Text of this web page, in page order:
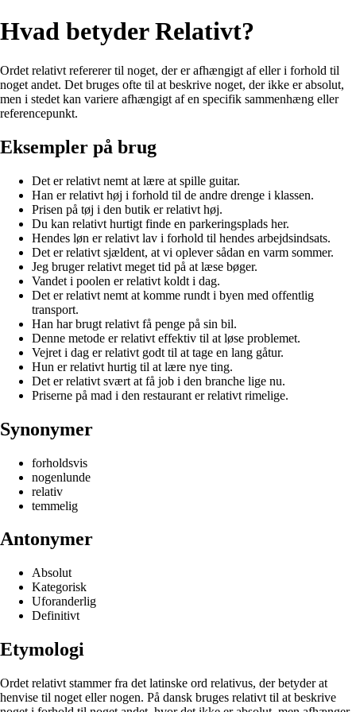
Hvad betyder Relativt?
Ordet relativt refererer til noget, der er afhængigt af eller i forhold til
noget andet. Det bruges ofte til at beskrive noget, der ikke er absolut,
men i stedet kan variere afhængigt af en specifik sammenhæng eller
referencepunkt.
Eksempler på brug
Det er relativt nemt at lære at spille guitar.
Han er relativt høj i forhold til de andre drenge i klassen.
Prisen på tøj i den butik er relativt høj.
Du kan relativt hurtigt finde en parkeringsplads her.
Hendes løn er relativt lav i forhold til hendes arbejdsindsats.
Det er relativt sjældent, at vi oplever sådan en varm sommer.
Jeg bruger relativt meget tid på at læse bøger.
Vandet i poolen er relativt koldt i dag.
Det er relativt nemt at komme rundt i byen med offentlig
transport.
Han har brugt relativt få penge på sin bil.
Denne metode er relativt effektiv til at løse problemet.
Vejret i dag er relativt godt til at tage en lang gåtur.
Hun er relativt hurtig til at lære nye ting.
Det er relativt svært at få job i den branche lige nu.
Priserne på mad i den restaurant er relativt rimelige.
Synonymer
forholdsvis
nogenlunde
relativ
temmelig
Antonymer
Absolut
Kategorisk
Uforanderlig
Definitivt
Etymologi
Ordet relativt stammer fra det latinske ord relativus, der betyder at
henvise til noget eller nogen. På dansk bruges relativt til at beskrive